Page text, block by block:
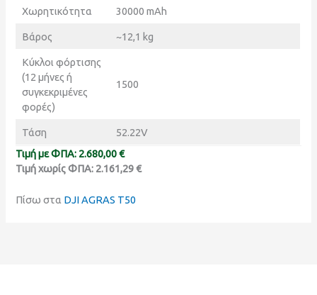
Χωρητικότητα 30000 mAh
Βάρος ~12,1 kg
Κύκλοι φόρτισης
(12 μήνες ή
συγκεκριμένες
φορές)
1500
Τάση
52.22V
Τιμή με ΦΠΑ: 2.680,00 €
Τιμή χωρίς ΦΠΑ: 2.161,29 €
Πίσω στα DJI AGRAS T50